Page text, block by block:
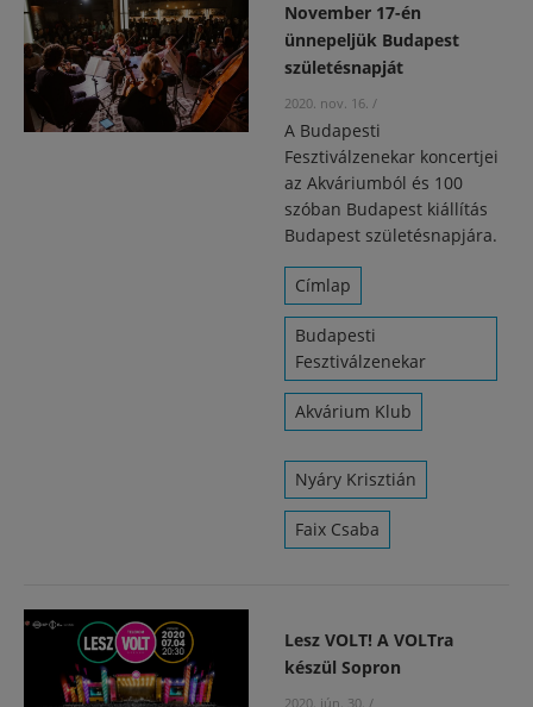
November 17-én
ünnepeljük Budapest
születésnapját
2020. nov. 16. /
A Budapesti
Fesztiválzenekar koncertjei
az Akváriumból és 100
szóban Budapest kiállítás
Budapest születésnapjára.
Címlap
Budapesti
Fesztiválzenekar
Akvárium Klub
Nyáry Krisztián
Faix Csaba
Lesz VOLT! A VOLTra
készül Sopron
2020. jún. 30. /